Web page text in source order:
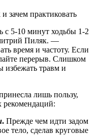
с 5-10 минут ходьбы 1-2
Пиляк. —
время и частоту. Если
перерыв. Слишком
избежать травм и
лишь пользу,
рекомендаций:
. Прежде чем идти задом
тело, сделав круговые